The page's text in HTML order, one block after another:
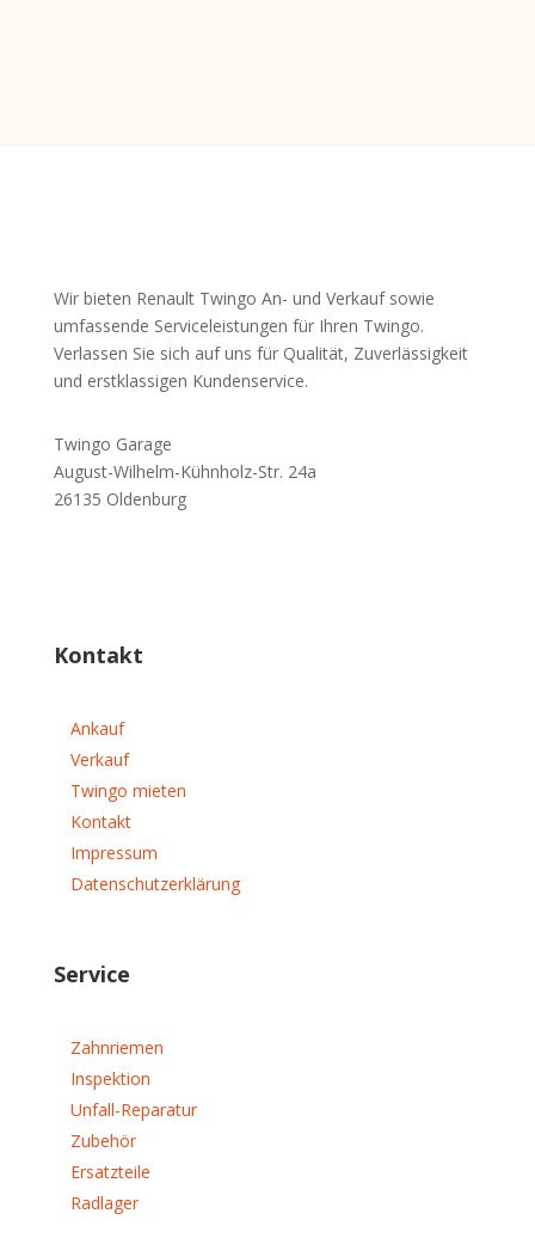
Wir bieten Renault Twingo An- und Verkauf sowie
umfassende Serviceleistungen für Ihren Twingo.
Verlassen Sie sich auf uns für Qualität, Zuverlässigkeit
und erstklassigen Kundenservice.
Twingo Garage
August-Wilhelm-Kühnholz-Str. 24a
26135 Oldenburg
Kontakt
Ankauf
Verkauf
Twingo mieten
Kontakt
Impressum
Datenschutzerklärung
Service
Zahnriemen
Inspektion
Unfall-Reparatur
Zubehör
Ersatzteile
Radlager